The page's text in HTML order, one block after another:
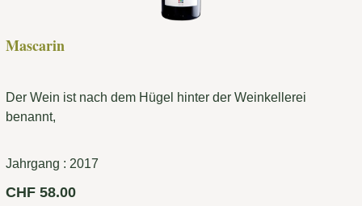
Mascarin
Der Wein ist nach dem Hügel hinter der Weinkellerei
benannt,
Jahrgang : 2017
Regulärer Preis:
CHF 58.00